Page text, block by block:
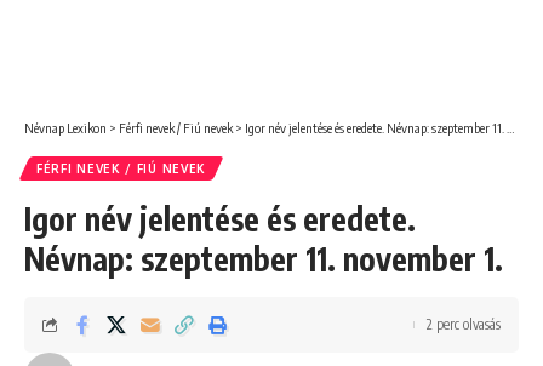
Névnap Lexikon > Férfi nevek / Fiú nevek > Igor név jelentése és eredete. Névnap: szeptember 11. november 1.
FÉRFI NEVEK / FIÚ NEVEK
Igor név jelentése és eredete.
Névnap: szeptember 11. november 1.
2 perc olvasás